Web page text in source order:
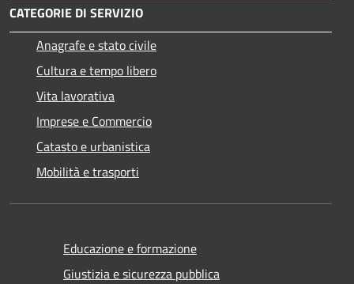
CATEGORIE DI SERVIZIO
Anagrafe e stato civile
Cultura e tempo libero
Vita lavorativa
Imprese e Commercio
Catasto e urbanistica
Mobilità e trasporti
Educazione e formazione
Giustizia e sicurezza pubblica